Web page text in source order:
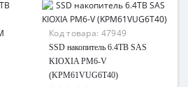
Код товара: 47949
SSD накопитель 6.4TB SAS
KIOXIA PM6-V
(KPM61VUG6T40)